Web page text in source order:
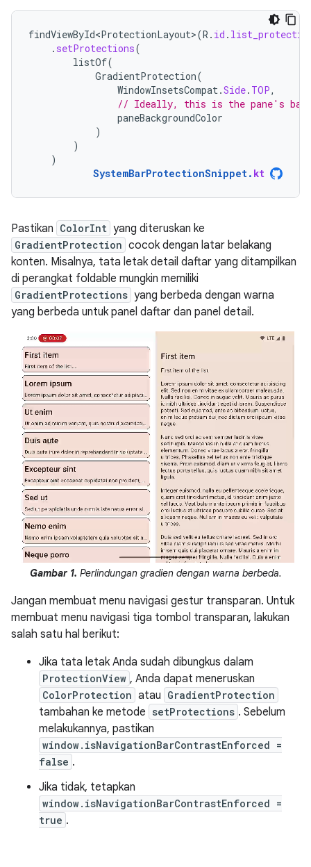
findViewById<ProtectionLayout>(R . id .
. setProtections(
listOf(
GradientProtection(
WindowInsetsCompat.Side. TOP,
// Ideally, this is the pane's
paneBackgroundColor
)
)
)
SystemBarProtectionSnippet. kt
Pastikan ColorInt yang diteruskan ke
GradientProtection cocok dengan latar belakang
konten. Misalnya, tata letak detail daftar yang ditampilkan
di perangkat foldable mungkin memiliki
GradientProtections yang berbeda dengan warna
yang berbeda untuk panel daftar dan panel detail.
Gambar 1. Perlindungan gradien dengan warna berbeda.
Jangan membuat menu navigasi gestur transparan. Untuk
membuat menu navigasi tiga tombol transparan, lakukan
salah satu hal berikut:
Jika tata letak Anda sudah dibungkus dalam
ProtectionView , Anda dapat meneruskan
ColorProtection atau GradientProtection
tambahan ke metode setProtections . Sebelum
melakukannya, pastikan
window.isNavigationBarContrastEnforced =
false .
Jika tidak, tetapkan
window.isNavigationBarContrastEnforced =
true .